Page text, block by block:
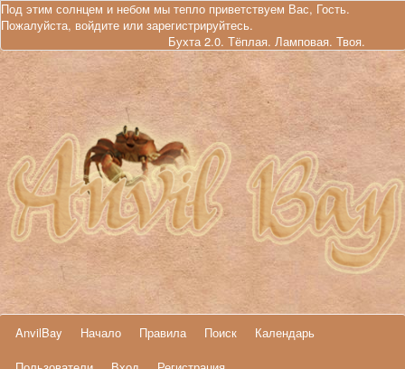
Под этим солнцем и небом мы тепло приветствуем Вас, Гость.
Пожалуйста, войдите или зарегистрируйтесь.
Бухта 2.0. Тёплая. Ламповая. Твоя.
AnvilBay Начало Правила Поиск
Календарь